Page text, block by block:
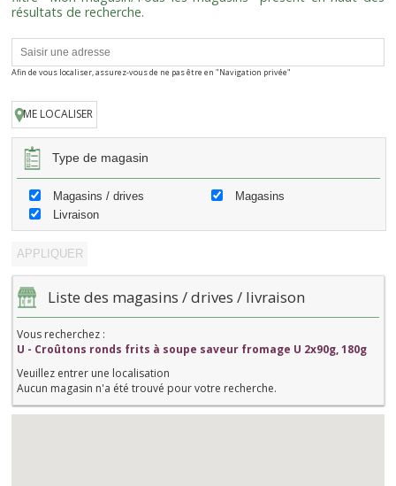
résultats de recherche.
Afin de vous localiser, assurez-vous de ne pas être en "Navigation privée"
ME LOCALISER
Type de magasin
Magasins / drives
Magasins
Livraison
Liste des magasins / drives / livraison
Vous recherchez :
U - Croûtons ronds frits à soupe saveur fromage U 2x90g, 180g
Veuillez entrer une localisation
Aucun magasin n'a été trouvé pour votre recherche.